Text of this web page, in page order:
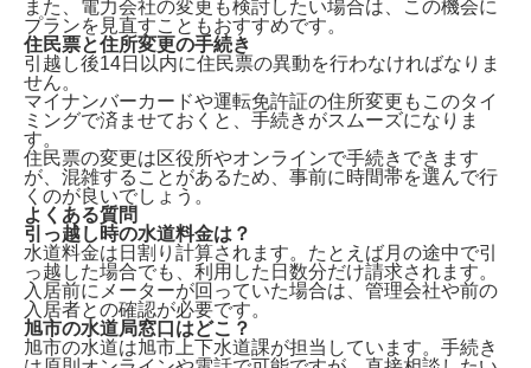
また、電力会社の変更も検討したい場合は、この機会に
プランを見直すこともおすすめです。
住民票と住所変更の手続き
引越し後14日以内に住民票の異動を行わなければなりま
せん。
マイナンバーカードや運転免許証の住所変更もこのタイ
ミングで済ませておくと、手続きがスムーズになりま
す。
住民票の変更は区役所やオンラインで手続きできます
が、混雑することがあるため、事前に時間帯を選んで行
くのが良いでしょう。
よくある質問
引っ越し時の水道料金は？
水道料金は 日割り計算されます。たとえば月の途中で引
っ越した場合でも、利用した日数分だけ請求されます。
入居前にメーターが回っていた場合は、管理会社や前の
入居者との確認が必要です。
旭市の水道局窓口はどこ？
旭市の水道は旭市上下水道課が担当しています。手続き